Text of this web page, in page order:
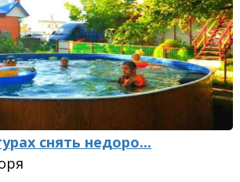
снять недоро...